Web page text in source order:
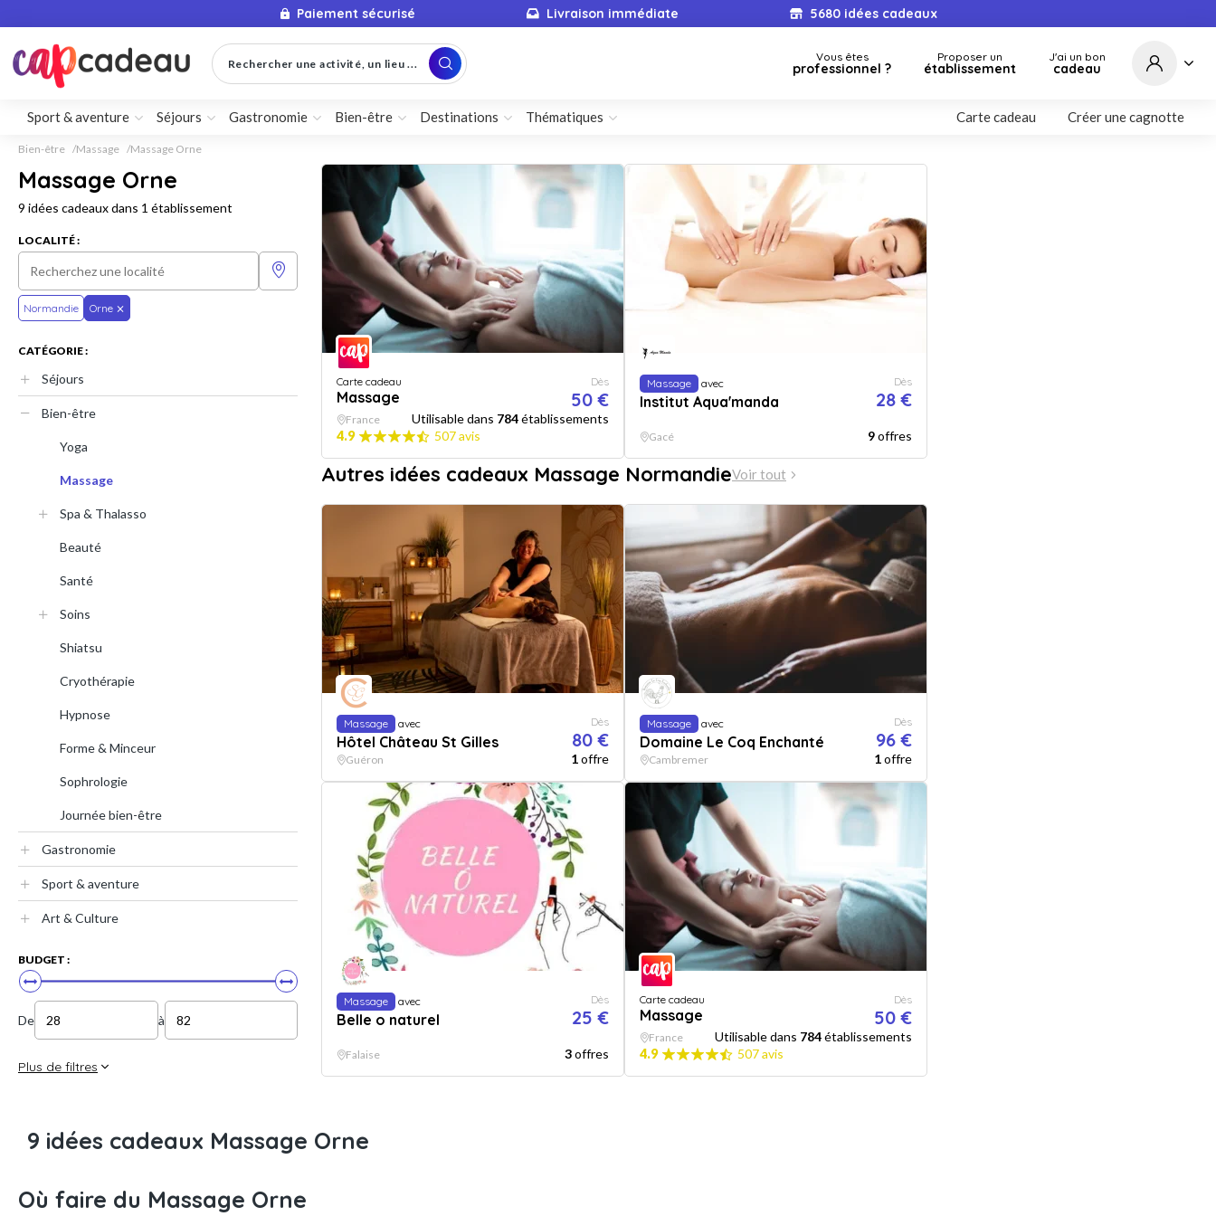
Paiement sécurisé Livraison immédiate 5680idées cadeaux
Rechercher une activité, un lieu ... Vous êtes
professionnel ?
Proposer un
établissement
J'ai un bon
cadeau
Sport & aventure Séjours Gastronomie Bien-être Destinations Thématiques Carte cadeau Créer une cagnotte
Bien-être Massage Massage Orne
Massage Orne
9 idées cadeaux dans 1 établissement
LOCALITÉ :
Normandie Orne
CATÉGORIE :
Séjours
Bien-être
Yoga
Massage
Spa & Thalasso
Beauté
Santé
Soins
Shiatsu
Cryothérapie
Hypnose
Forme & Minceur
Sophrologie
Journée bien-être
Gastronomie
Sport & aventure
Art & Culture
BUDGET :
De à
Plus de filtres
Carte cadeau
Massage
Dès
50 €
France Utilisable dans 784établissements
4.9
507 avis
Massage avec
Institut Aqua'manda
Dès
28 €
Gacé 9offres
Autres idées cadeaux Massage NormandieVoir tout
Massage avec
Hôtel Château St Gilles
Dès
80 €
Guéron 1offre
Massage avec
Domaine Le Coq Enchanté
Dès
96 €
Cambremer 1offre
Massage avec
Belle o naturel
Dès
25 €
Falaise 3offres
Carte cadeau
Massage
Dès
50 €
France Utilisable dans 784établissements
4.9
507 avis
9 idées cadeaux Massage Orne
Où faire du Massage Orne